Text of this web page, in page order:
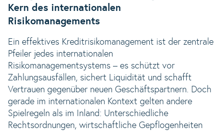
Kern des internationalen
Risikomanagements
Ein effektives Kreditrisikomanagement ist der zentrale
Pfeiler jedes internationalen
Risikomanagementsystems – es schützt vor
Zahlungsausfällen, sichert Liquidität und schafft
Vertrauen gegenüber neuen Geschäftspartnern. Doch
gerade im internationalen Kontext gelten andere
Spielregeln als im Inland: Unterschiedliche
Rechtsordnungen, wirtschaftliche Gepflogenheiten